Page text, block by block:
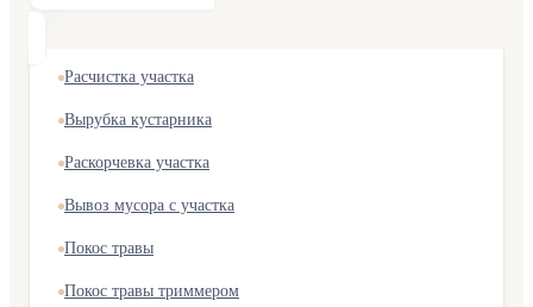
Расчистка участка
Вырубка кустарника
Раскорчевка участка
Вывоз мусора с участка
Покос травы
Покос травы триммером